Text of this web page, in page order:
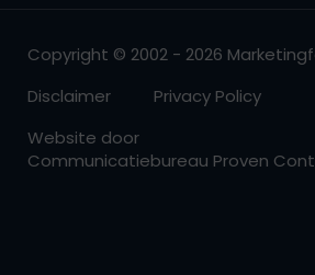
Copyright © 2002 - 2026
Disclaimer
Privacy Policy
Website door
Communicatiebureau Proven